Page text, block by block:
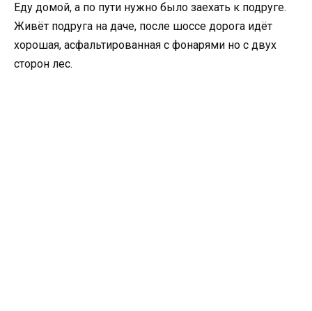
Еду домой, а по пути нужно было заехать к подруге.
Живёт подруга на даче, после шоссе дорога идёт
хорошая, асфальтированная с фонарями но с двух
сторон лес.